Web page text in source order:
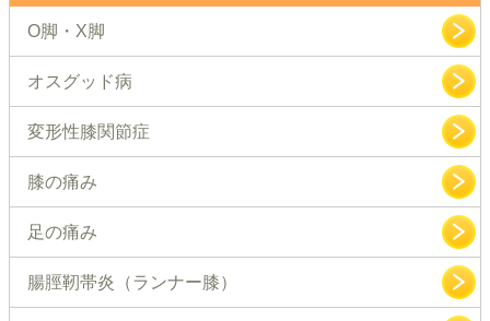
O脚・X脚
オスグッド病
変形性膝関節症
膝の痛み
足の痛み
腸脛靭帯炎（ランナー膝）